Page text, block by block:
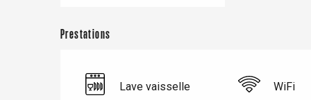
Blangy-
Prestations
Lave vaisselle WiFi